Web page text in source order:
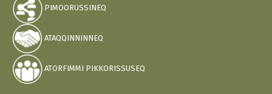
PIMOORUSSINEQ
ATAQQINNINNEQ
ATORFIMMI PIKKORISSUSEQ